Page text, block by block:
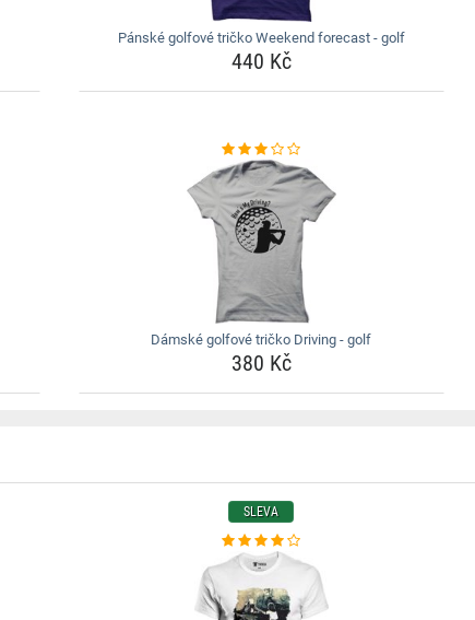
Pánské golfové tričko Weekend forecast - golf
440 Kč
Dámské golfové tričko Driving - golf
380 Kč
SLEVA